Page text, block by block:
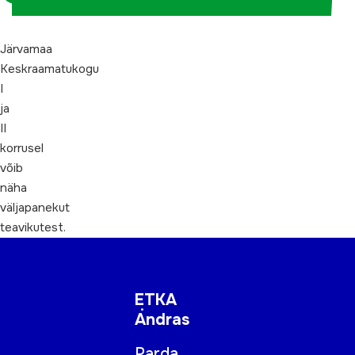
Järvamaa
Keskraamatukogu
I
ja
II
korrusel
võib
näha
väljapanekut
teavikutest.
ETKA
Andras